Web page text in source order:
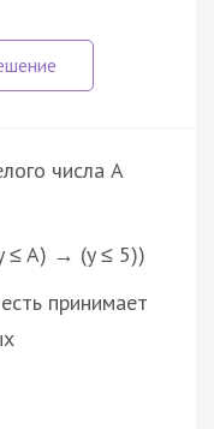
числа A
≤ A) → (y ≤ 5))
принимает